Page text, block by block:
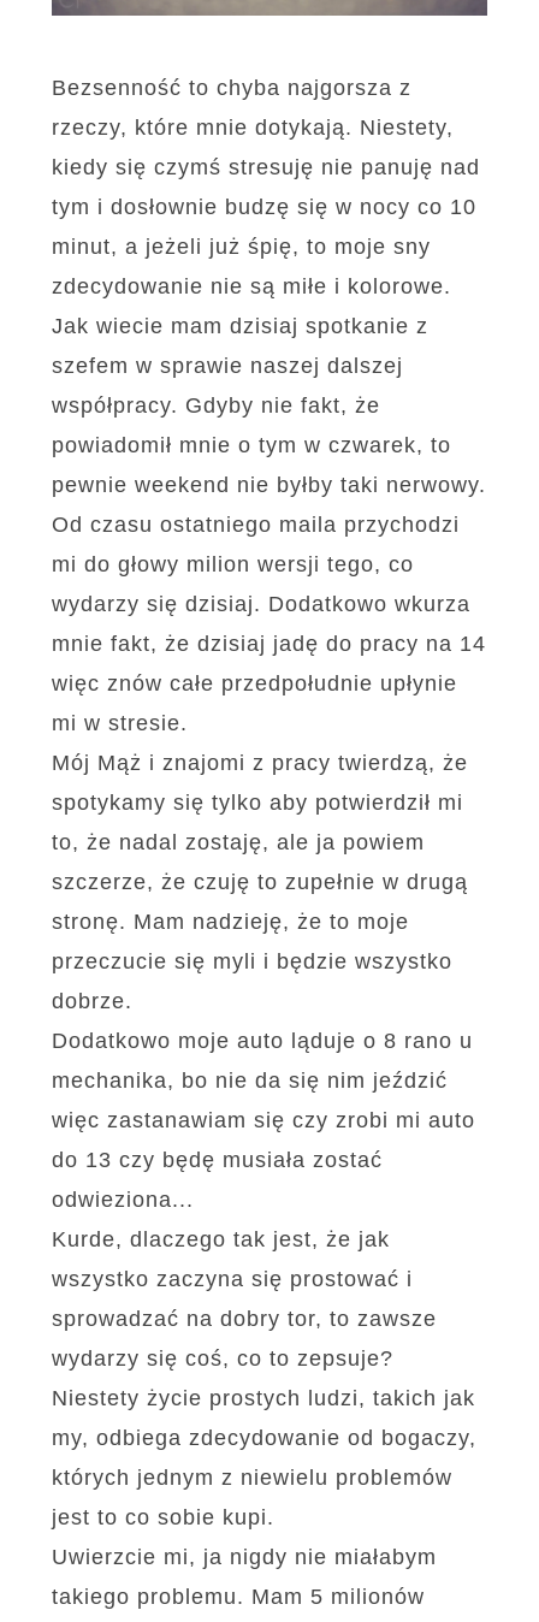
Bezsenność to chyba najgorsza z
rzeczy, które mnie dotykają. Niestety,
kiedy się czymś stresuję nie panuję nad
tym i dosłownie budzę się w nocy co 10
minut, a jeżeli już śpię, to moje sny
zdecydowanie nie są miłe i kolorowe.
Jak wiecie mam dzisiaj spotkanie z
szefem w sprawie naszej dalszej
współpracy. Gdyby nie fakt, że
powiadomił mnie o tym w czwarek, to
pewnie weekend nie byłby taki nerwowy.
Od czasu ostatniego maila przychodzi
mi do głowy milion wersji tego, co
wydarzy się dzisiaj. Dodatkowo wkurza
mnie fakt, że dzisiaj jadę do pracy na 14
więc znów całe przedpołudnie upłynie
mi w stresie.
Mój Mąż i znajomi z pracy twierdzą, że
spotykamy się tylko aby potwierdził mi
to, że nadal zostaję, ale ja powiem
szczerze, że czuję to zupełnie w drugą
stronę. Mam nadzieję, że to moje
przeczucie się myli i będzie wszystko
dobrze.
Dodatkowo moje auto ląduje o 8 rano u
mechanika, bo nie da się nim jeździć
więc zastanawiam się czy zrobi mi auto
do 13 czy będę musiała zostać
odwieziona...
Kurde, dlaczego tak jest, że jak
wszystko zaczyna się prostować i
sprowadzać na dobry tor, to zawsze
wydarzy się coś, co to zepsuje?
Niestety życie prostych ludzi, takich jak
my, odbiega zdecydowanie od bogaczy,
których jednym z niewielu problemów
jest to co sobie kupi.
Uwierzcie mi, ja nigdy nie miałabym
takiego problemu. Mam 5 milionów